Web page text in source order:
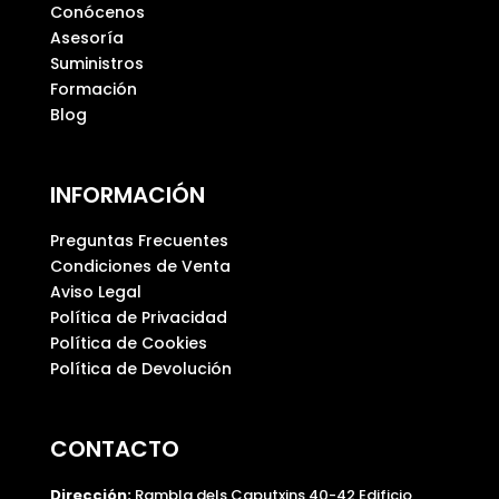
a
c
í
o
.
Conócenos
Asesoría
Suministros
Formación
Blog
INFORMACIÓN
Preguntas Frecuentes
Condiciones de Venta
Aviso Legal
Política de Privacidad
Política de Cookies
Política de Devolución
CONTACTO